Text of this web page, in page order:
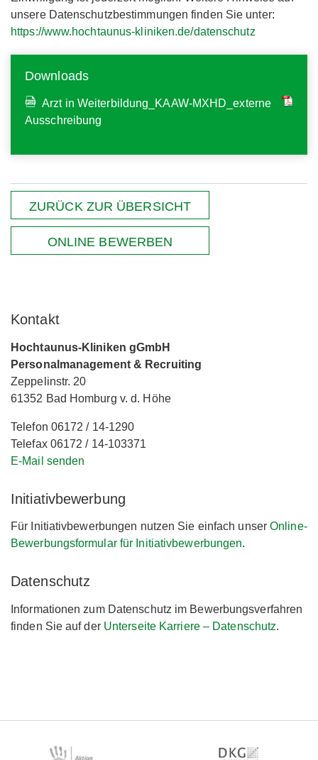
unsere Datenschutzbestimmungen finden Sie unter:
https://www.hochtaunus-kliniken.de/datenschutz
Downloads
Arzt in Weiterbildung_KAAW-MXHD_externe
Ausschreibung
ZURÜCK ZUR ÜBERSICHT
ONLINE BEWERBEN
Kontakt
Hochtaunus-Kliniken gGmbH
Personalmanagement & Recruiting
Zeppelinstr. 20
61352 Bad Homburg v. d. Höhe
Telefon 06172 / 14-1290
Telefax 06172 / 14-103371
E-Mail senden
Initiativbewerbung
Für Initiativbewerbungen nutzen Sie einfach unserOnline-
Bewerbungsformular für Initiativbewerbungen.
Datenschutz
Informationen zum Datenschutz im Bewerbungsverfahren
finden Sie auf der Unterseite Karriere – Datenschutz.